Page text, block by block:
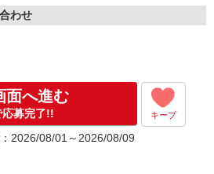
わせ
面へ進む
応募完了!! キープ
2026/08/01～2026/08/09